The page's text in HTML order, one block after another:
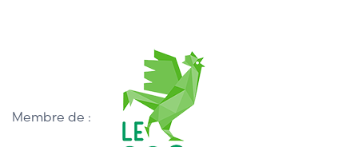
Membre de :